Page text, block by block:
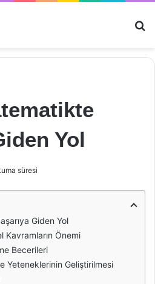
Yol
süresi
Giden Yol
Kavramların Önemi
Becerileri
Yeteneklerinin Geliştirilmesi